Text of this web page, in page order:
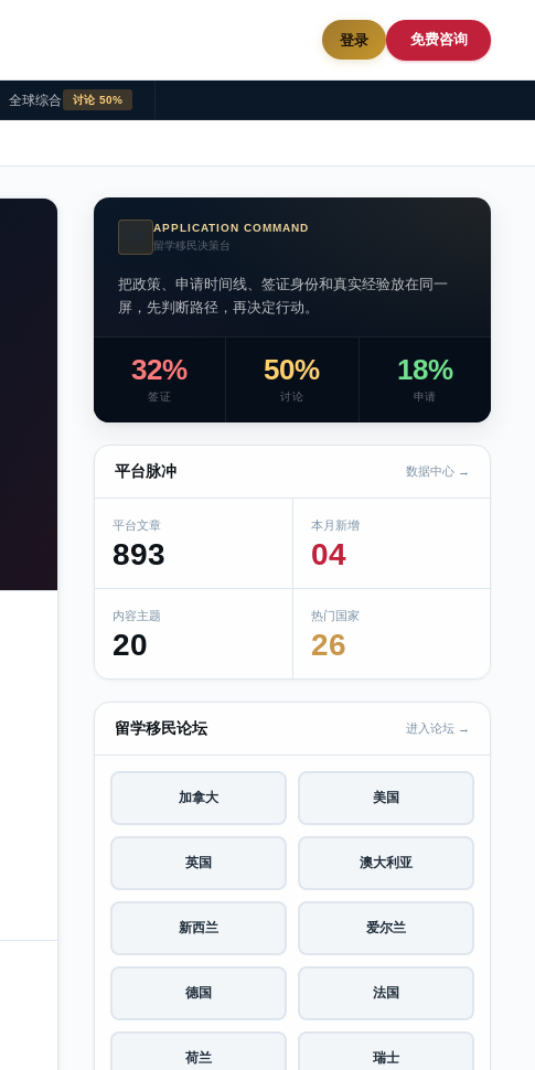
登录 免费咨询
全球综合 讨论 50%
APPLICATION COMMAND
留学移民决策台
把政策、申请时间线、签证身份和真实经验放在同一
屏，先判断路径，再决定行动。
32%
签证
50%
讨论
18%
申请
平台脉冲 数据中心 →
平台文章
893
本月新增
04
内容主题
20
热门国家
26
留学移民论坛 进入论坛 →
加拿大 美国
英国 澳大利亚
新西兰 爱尔兰
德国 法国
荷兰 瑞士